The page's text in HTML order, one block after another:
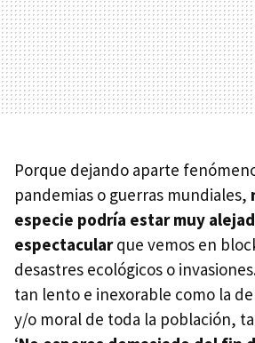
Porque dejando aparte
pandemias o guerras mundiales,
especie podría estar muy
espectacularque vemos en
desastres ecológicos o
tan lento e inexorable como la
y/o moral de toda la población,